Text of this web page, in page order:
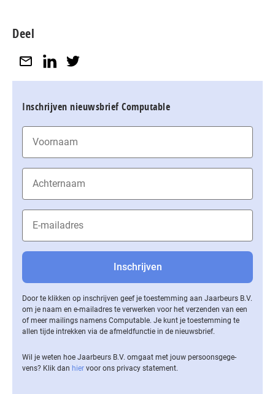
Deel
Inschrijven nieuwsbrief Computable
Door te klikken op inschrijven geef je toestemming aan Jaarbeurs B.V.
om je naam en e-mailadres te verwerken voor het verzenden van een
of meer mailings namens Computable. Je kunt je toestemming te
allen tijde intrekken via de af­meld­func­tie in de nieuwsbrief.
Wil je weten hoe Jaarbeurs B.V. omgaat met jouw per­soons­ge­ge­
vens? Klik dan hier voor ons privacy statement.